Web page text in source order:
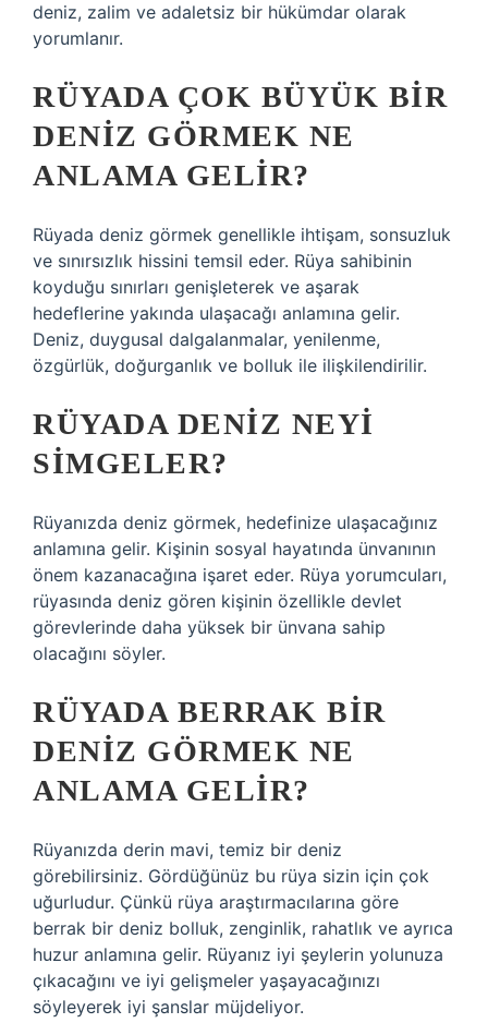
deniz, zalim ve adaletsiz bir hükümdar olarak
yorumlanır.
RÜYADA ÇOK BÜYÜK BIR
DENIZ GÖRMEK NE
ANLAMA GELIR?
Rüyada deniz görmek genellikle ihtişam, sonsuzluk
ve sınırsızlık hissini temsil eder. Rüya sahibinin
koyduğu sınırları genişleterek ve aşarak
hedeflerine yakında ulaşacağı anlamına gelir.
Deniz, duygusal dalgalanmalar, yenilenme,
özgürlük, doğurganlık ve bolluk ile ilişkilendirilir.
RÜYADA DENIZ NEYI
SIMGELER?
Rüyanızda deniz görmek, hedefinize ulaşacağınız
anlamına gelir. Kişinin sosyal hayatında ünvanının
önem kazanacağına işaret eder. Rüya yorumcuları,
rüyasında deniz gören kişinin özellikle devlet
görevlerinde daha yüksek bir ünvana sahip
olacağını söyler.
RÜYADA BERRAK BIR
DENIZ GÖRMEK NE
ANLAMA GELIR?
Rüyanızda derin mavi, temiz bir deniz
görebilirsiniz. Gördüğünüz bu rüya sizin için çok
uğurludur. Çünkü rüya araştırmacılarına göre
berrak bir deniz bolluk, zenginlik, rahatlık ve ayrıca
huzur anlamına gelir. Rüyanız iyi şeylerin yolunuza
çıkacağını ve iyi gelişmeler yaşayacağınızı
söyleyerek iyi şanslar müjdeliyor.